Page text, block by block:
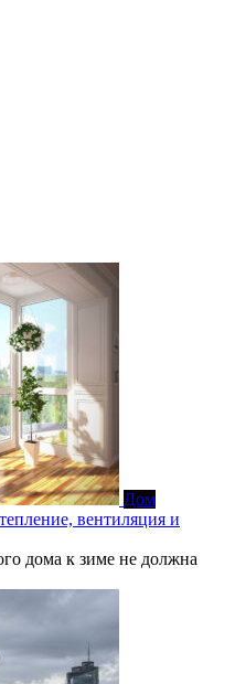
Дом
вентиляция и
дома к зиме не должна